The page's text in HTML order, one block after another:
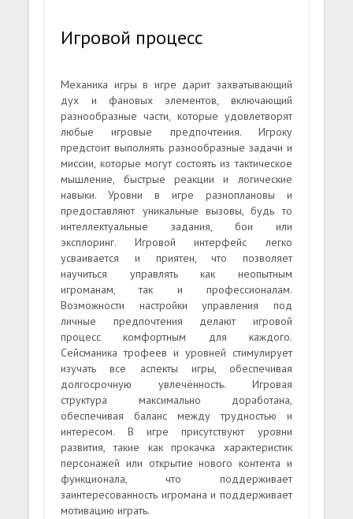
Игровой процесс
Механика игры в игре дарит захватывающий
дух и фановых элементов, включающий
разнообразные части, которые удовлетворят
любые игровые предпочтения. Игроку
предстоит выполнять разнообразные задачи и
миссии, которые могут состоять из тактическое
мышление, быстрые реакции и логические
навыки. Уровни в игре разноплановы и
предоставляют уникальные вызовы, будь то
интеллектуальные задания, бои или
эксплоринг. Игровой интерфейс легко
усваивается и приятен, что позволяет
научиться управлять как неопытным
игроманам, так и профессионалам.
Возможности настройки управления под
личные предпочтения делают игровой
процесс комфортным для каждого.
Сейсманика трофеев и уровней стимулирует
изучать все аспекты игры, обеспечивая
долгосрочную увлечённость. Игровая
структура максимально доработана,
обеспечивая баланс между трудностью и
интересом. В игре присутствуют уровни
развития, такие как прокачка характеристик
персонажей или открытие нового контента и
функционала, что поддерживает
заинтересованность игромана и поддерживает
мотивацию играть.